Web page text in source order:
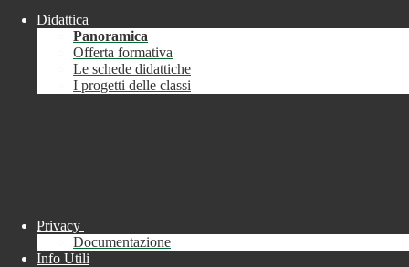
Chiudi
Informazione
Didattica
Panoramica
Offerta formativa
Le schede didattiche
I progetti delle classi
Privacy
Documentazione
Info Utili